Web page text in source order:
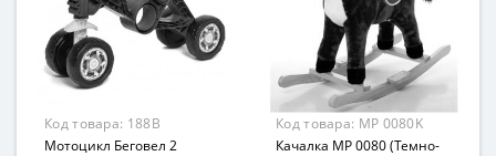
Комбинированный
Код товара: 188B
Мотоцикл Беговел 2
Код товара: MP 0080K
Качалка MP 0080 (Темно-